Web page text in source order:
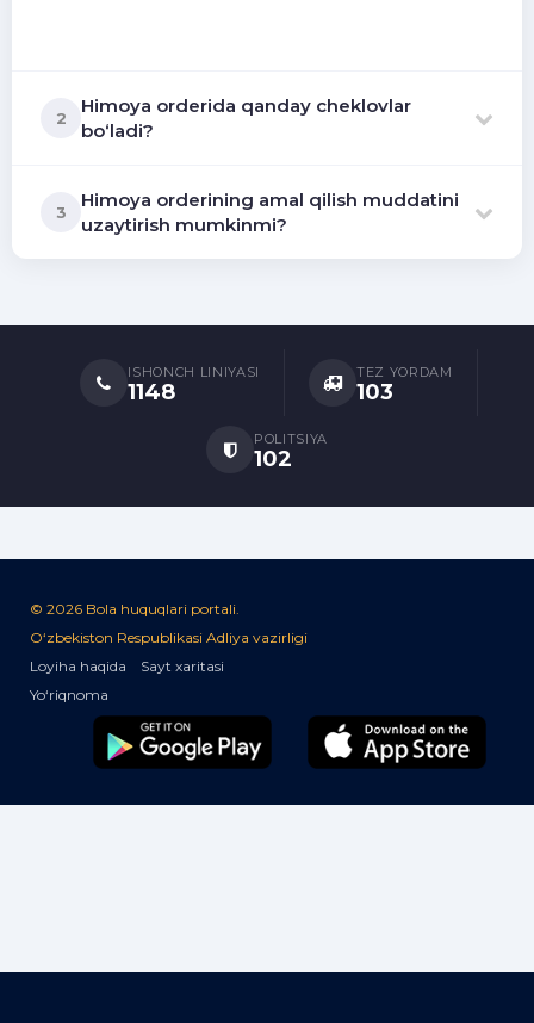
2
Himoya orderida qanday cheklovlar
bo‘ladi?
3
Himoya orderining amal qilish muddatini
uzaytirish mumkinmi?
ISHONCH LINIYASI
1148
TEZ YORDAM
103
POLITSIYA
102
© 2026 Bola huquqlari portali.
O‘zbekiston Respublikasi Adliya vazirligi
Loyiha haqida
Sayt xaritasi
Yo‘riqnoma